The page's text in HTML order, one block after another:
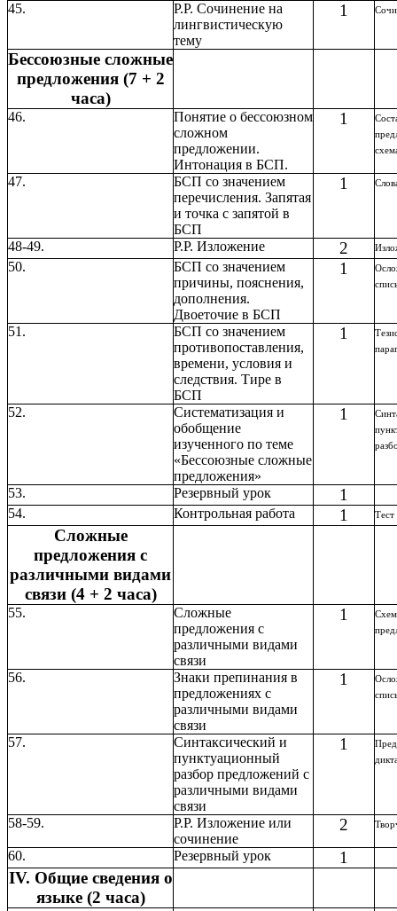
45.
Р.Р. Сочинение на
лингвистическую
тему
1
Бессоюзные сложные
предложения (7 + 2
часа)
46.
Понятие о бессоюзном
сложном
предложении.
Интонация в БСП.
1
47.
БСП со значением
перечисления. Запятая
и точка с запятой в
БСП
1
48-49. Р.Р. Изложение 2
50.
БСП со значением
причины, пояснения,
дополнения.
Двоеточие в БСП
1
51.
БСП со значением
противопоставления,
времени, условия и
следствия. Тире в
БСП
1
52.
Систематизация и
обобщение
изученного по теме
«Бессоюзные сложные
предложения»
1
53. Резервный урок 1
54. Контрольная работа 1 Тест
Сложные
предложения с
различными видами
связи (4 + 2 часа)
55.
Сложные
предложения с
различными видами
связи
1
56.
Знаки препинания в
предложениях с
различными видами
связи
1
57.
Синтаксический и
пунктуационный
разбор предложений с
различными видами
связи
1
58-59.
Р.Р. Изложение или
сочинение
2
60. Резервный урок
1
IV. Общие сведения о
языке (2 часа)